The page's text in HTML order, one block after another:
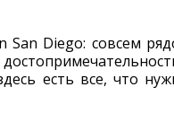
Diego: совсем
есть все, что